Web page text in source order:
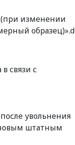
(при изменении
связи с
увольнения
штатным